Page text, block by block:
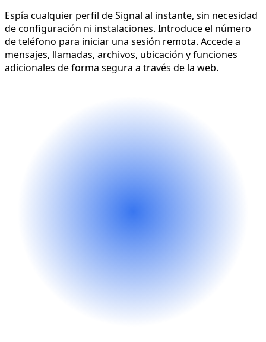
Espía cualquier perfil de Signal al instante, sin necesidad
de configuración ni instalaciones. Introduce el número
de teléfono para iniciar una sesión remota. Accede a
mensajes, llamadas, archivos, ubicación y funciones
adicionales de forma segura a través de la web.